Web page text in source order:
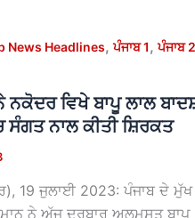
News Headlines,ਪੰਜਾਬ 1,ਪੰਜਾਬ 2
ਨਕੋਦਰ ਵਿਖੇ ਬਾਪੂ ਲਾਲ
ਸੰਗਤ ਨਾਲ ਕੀਤੀ ਸ਼ਿਰਕਤ
19 ਜੁਲਾਈ 2023: ਪੰਜਾਬ ਦੇ ਮੁੱਖ
ਨੇ ਅੱਜ ਦਰਬਾਰ ਅਲਮਸਤ ਬਾਪੂ